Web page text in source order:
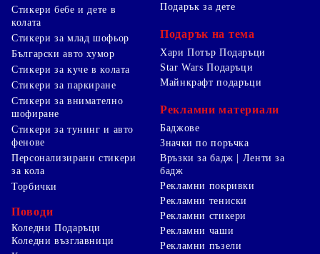
Стикери бебе и дете в
колата
Стикери за млад шофьор
Български авто хумор
Стикери за куче в колата
Стикери за паркиране
Стикери за внимателно
шофиране
Стикери за тунинг и авто
фенове
Персонализирани стикери
за кола
Торбички
Поводи
Коледни Подаръци
Коледни възглавници
Подарък за дете
Подарък на тема
Хари Потър Подаръци
Star Wars Подаръци
Майнкрафт подаръци
Рекламни материали
Баджове
Значки по поръчка
Връзки за бадж | Ленти за
бадж
Рекламни покривки
Рекламни тениски
Рекламни стикери
Рекламни чаши
Рекламни пъзели